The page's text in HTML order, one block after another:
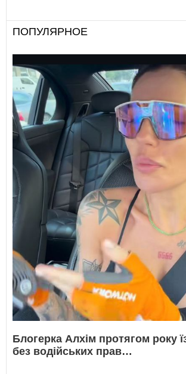
ПОПУЛЯРНОЕ
Блогерка Алхім протягом року
без водійських прав…